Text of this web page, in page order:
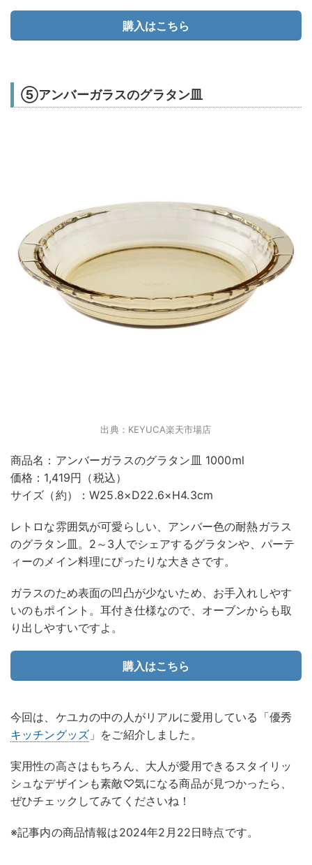
購入はこちら
⑤アンバーガラスのグラタン皿
出典：KEYUCA楽天市場店
商品名：アンバーガラスのグラタン皿 1000ml
価格：1,419円（税込）
サイズ（約）：W25.8×D22.6×H4.3cm
レトロな雰囲気が可愛らしい、アンバー色の耐熱ガラス
のグラタン皿。2～3人でシェアするグラタンや、パーテ
ィーのメイン料理にぴったりな大きさです。
ガラスのため表面の凹凸が少ないため、お手入れしやす
いのもポイント。耳付き仕様なので、オーブンからも取
り出しやすいですよ。
購入はこちら
今回は、ケユカの中の人がリアルに愛用している「優秀
キッチングッズ 」をご紹介しました。
実用性の高さはもちろん、大人が愛用できるスタイリッ
シュなデザインも素敵♡気になる商品が見つかったら、
ぜひチェックしてみてくださいね！
※記事内の商品情報は2024年2月22日時点です。